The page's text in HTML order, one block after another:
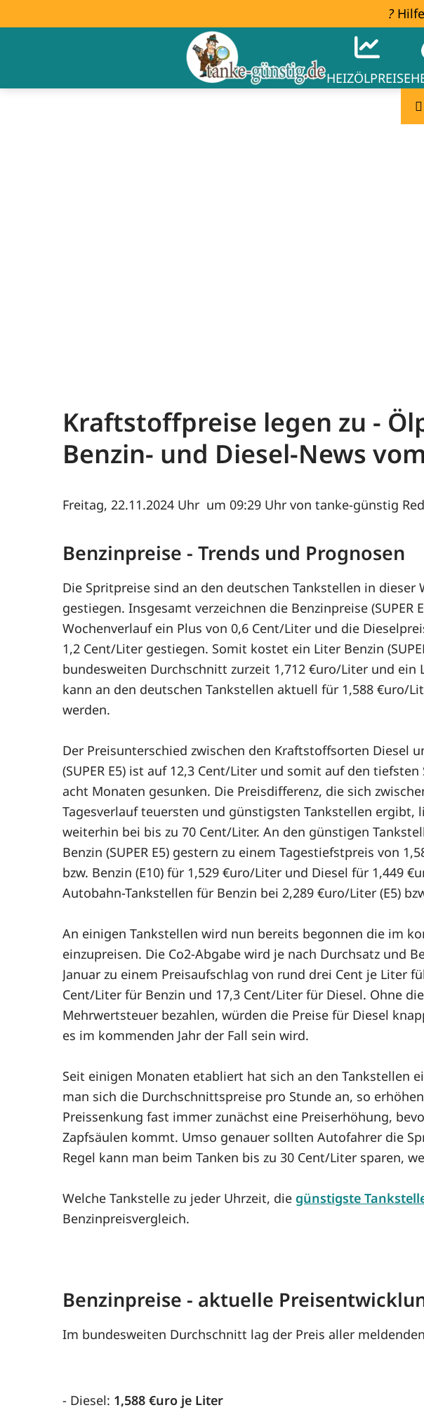
Hilfe
HEIZÖLPREISE
Kraftstoffpreise legen zu -
Benzin- und Diesel-News
Freitag, 22.11.2024 um 09:29 Uhr von tanke-günstig
Benzinpreise - Trends und Prognosen
Die Spritpreise sind an den deutschen Tankstellen in dieser
gestiegen. Insgesamt verzeichnen die Benzinpreise (SUPER
Wochenverlauf ein Plus von 0,6 Cent/Liter und die
1,2 Cent/Liter gestiegen. Somit kostet ein Liter Benzin
bundesweiten Durchschnitt zurzeit 1,712 €uro/Liter und ein
kann an den deutschen Tankstellen aktuell für 1,588 €uro/
werden.
Der Preisunterschied zwischen den Kraftstoffsorten Diesel
(SUPER E5) ist auf 12,3 Cent/Liter und somit auf den tiefsten
acht Monaten gesunken. Die Preisdifferenz, die sich
Tagesverlauf teuersten und günstigsten Tankstellen ergibt,
weiterhin bei bis zu 70 Cent/Liter. An den günstigen
Benzin (SUPER E5) gestern zu einem Tagestiefstpreis von
bzw. Benzin (E10) für 1,529 €uro/Liter und Diesel für 1,449
Autobahn-Tankstellen für Benzin bei 2,289 €uro/Liter (E5)
An einigen Tankstellen wird nun bereits begonnen die im
einzupreisen. Die Co2-Abgabe wird je nach Durchsatz und
Januar zu einem Preisaufschlag von rund drei Cent je Liter
Cent/Liter für Benzin und 17,3 Cent/Liter für Diesel. Ohne
Mehrwertsteuer bezahlen, würden die Preise für Diesel
es im kommenden Jahr der Fall sein wird.
Seit einigen Monaten etabliert hat sich an den Tankstellen
man sich die Durchschnittspreise pro Stunde an, so
Preissenkung fast immer zunächst eine Preiserhöhung,
Zapfsäulen kommt. Umso genauer sollten Autofahrer die
Regel kann man beim Tanken bis zu 30 Cent/Liter sparen,
Welche Tankstelle zu jeder Uhrzeit, diegünstigste
Benzinpreisvergleich.
Benzinpreise - aktuelle
Im bundesweiten Durchschnitt lag der Preis aller
- Diesel: 1,588 €uro je Liter